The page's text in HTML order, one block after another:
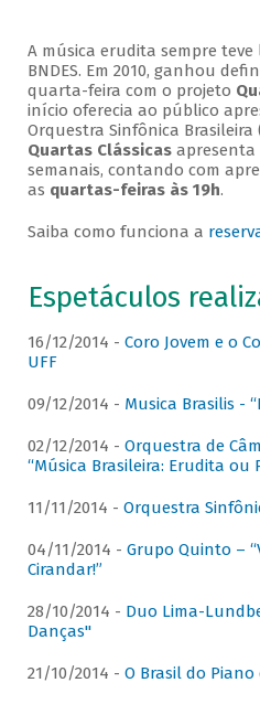
A música erudita sempre
BNDES. Em 2010, ganhou
quarta-feira com o projeto
início oferecia ao público
Orquestra Sinfônica Brasileira
Quartas Clássicasapresenta
semanais, contando com
as quartas-feiras às 19h.
Saiba como funciona a
Espetáculos
16/12/2014 - Coro Jovem e o
UFF
09/12/2014 - Musica Brasilis -
02/12/2014 - Orquestra de
“Música Brasileira: Erudita ou
11/11/2014 - Orquestra
04/11/2014 - Grupo Quinto –
Cirandar!”
28/10/2014 - Duo Lima-
Danças"
21/10/2014 - O Brasil do